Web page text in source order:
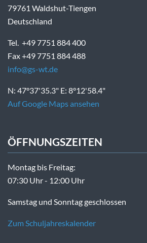
79761 Waldshut-Tiengen
Deutschland
Tel. +49 7751 884 400
Fax +49 7751 884 488
info@gs-wt.de
N: 47°37'35.3" E: 8°12'58.4"
Auf Google Maps ansehen
ÖFFNUNGSZEITEN
Montag bis Freitag:
07:30 Uhr - 12:00 Uhr
Samstag und Sonntag geschlossen
Zum Schuljahreskalender